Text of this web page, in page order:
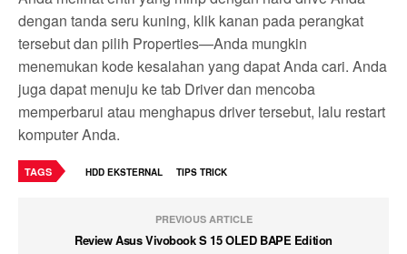
dengan tanda seru kuning, klik kanan pada perangkat
tersebut dan pilih Properties—Anda mungkin
menemukan kode kesalahan yang dapat Anda cari. Anda
juga dapat menuju ke tab Driver dan mencoba
memperbarui atau menghapus driver tersebut, lalu restart
komputer Anda.
TAGS HDD EKSTERNAL TIPS TRICK
PREVIOUS ARTICLE
Review Asus Vivobook S 15 OLED BAPE Edition